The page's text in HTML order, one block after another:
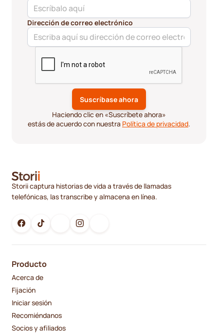
Dirección de correo electrónico
Haciendo clic en «Suscríbete ahora»
estás de acuerdo con nuestra Política de privacidad.
Storii captura historias de vida a través de llamadas
telefónicas, las transcribe y almacena en línea.
Producto
Acerca de
Fijación
Iniciar sesión
Recomiéndanos
Socios y afiliados